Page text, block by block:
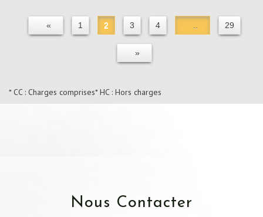
« 1 2 3 4 29
»
* CC : Charges comprises* HC : Hors charges
Nous Contacter